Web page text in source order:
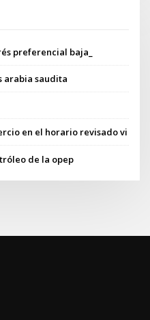
preferencial baja_
arabia saudita
en el horario revisado vi
de la opep